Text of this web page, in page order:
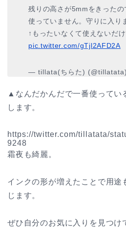
残りの高さが5mmをきった
使っていません。守りに入り
↑もったいなくて使えないだけ
pic.twitter.com/gTjl2AFD2A
— tillata(ちらた) (@tillatata)
▲なんだかんだで一番使ってい
します。
https://twitter.com/tillatata/
9248
霜夜も綺麗。
インクの形が増えたことで用途
じます。
ぜひ自分のお気に入りを見つけ